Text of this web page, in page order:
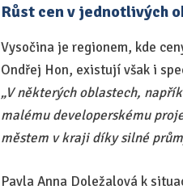
Růst cen v jednotlivých
Vysočina je regionem, kde
Ondřej Hon, existují však i
„V některých oblastech,
malému developerskému
městem v kraji díky silné
Pavla Anna Doležalová k